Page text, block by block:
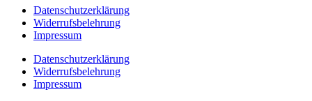
Datenschutzerklärung
Widerrufsbelehrung
Impressum
Datenschutzerklärung
Widerrufsbelehrung
Impressum